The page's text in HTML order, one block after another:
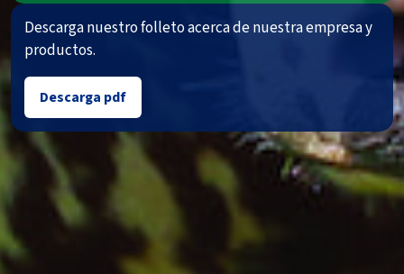
Descarga nuestro folleto acerca de nuestra empresa y
productos.
Descarga pdf